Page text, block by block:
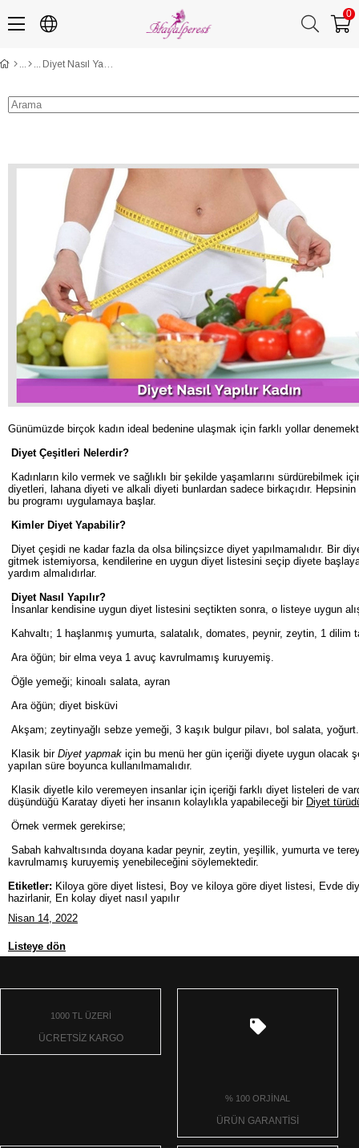
0
Diyet Nasıl Yapılır Kadın
Günümüzde birçok kadın ideal bedenine ulaşmak için farklı yollar
Diyet Çeşitleri Nelerdir?
Kadınların kilo vermek ve sağlıklı bir şekilde yaşamlarını
diyetleri, lahana diyeti ve alkali diyeti bunlardan sadece birkaçıdır.
bu programı uygulamaya başlar.
Kimler Diyet Yapabilir?
Diyet çeşidi ne kadar fazla da olsa bilinçsizce diyet yapılmamalıdır. Bir
gitmek istemiyorsa, kendilerine en uygun diyet listesini seçip diyete
yardım almalıdırlar.
Diyet Nasıl Yapılır?
İnsanlar kendisine uygun diyet listesini seçtikten sonra, o listeye uygun
Kahvaltı; 1 haşlanmış yumurta, salatalık, domates, peynir, zeytin, 1
Ara öğün; bir elma veya 1 avuç kavrulmamış kuruyemiş.
Öğle yemeği; kinoalı salata, ayran
Ara öğün; diyet bisküvi
Akşam; zeytinyağlı sebze yemeği, 3 kaşık bulgur pilavı, bol salata,
Klasik bir Diyet yapmak için bu menü her gün içeriği diyete uygun olacak
yapılan süre boyunca kullanılmamalıdır.
Klasik diyetle kilo veremeyen insanlar için içeriği farklı diyet listeleri de
düşündüğü Karatay diyeti her insanın kolaylıkla yapabileceği bir Diyet
Örnek vermek gerekirse;
Sabah kahvaltısında doyana kadar peynir, zeytin, yeşillik, yumurta ve
kavrulmamış kuruyemiş yenebileceğini söylemektedir.
Etiketler: Kiloya göre diyet listesi, Boy ve kiloya göre diyet listesi, Evde
hazirlanir, En kolay diyet nasıl yapılır
Nisan 14, 2022
Listeye dön
1000 TL ÜZERİ
ÜCRETSİZ KARGO
% 100 ORJİNAL
ÜRÜN GARANTİSİ